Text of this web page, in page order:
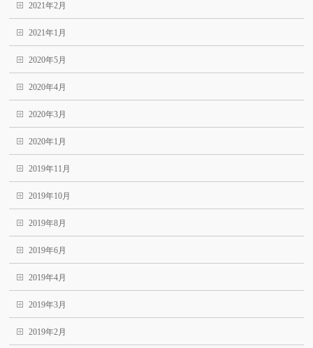
2021年2月
2021年1月
2020年5月
2020年4月
2020年3月
2020年1月
2019年11月
2019年10月
2019年8月
2019年6月
2019年4月
2019年3月
2019年2月